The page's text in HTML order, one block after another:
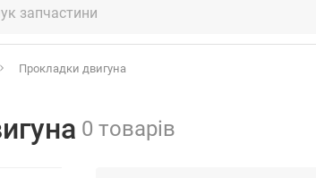
Прокладки двигуна
0 товарів